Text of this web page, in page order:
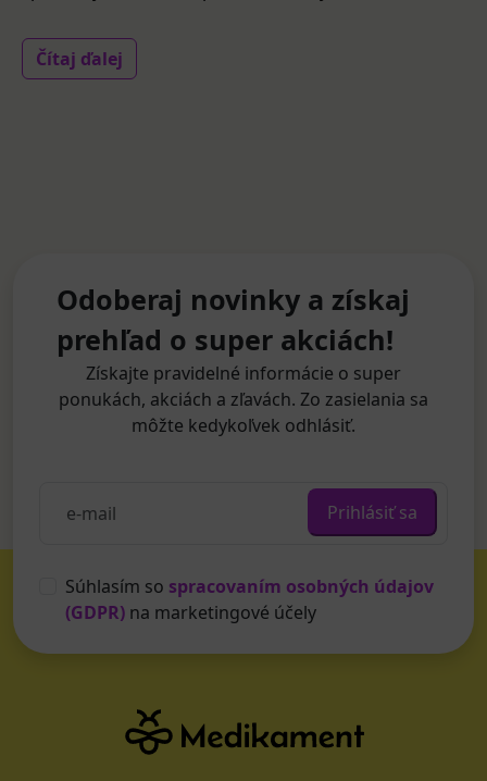
Čítaj ďalej
Odoberaj novinky a získaj
prehľad o super akciách!
Získajte pravidelné informácie o super
ponukách, akciách a zľavách. Zo zasielania sa
môžte kedykoľvek odhlásiť.
Prihlásiť sa
Súhlasím so spracovaním osobných údajov
(GDPR) na marketingové účely